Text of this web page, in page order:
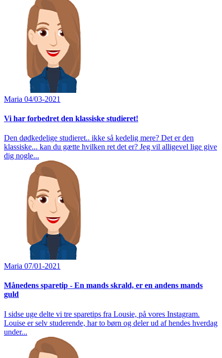
Maria 04/03-2021
Vi har forbedret den klassiske studieret!
Den dødkedelige studieret.. ikke så kedelig mere? Det er den
klassiske... kan du gætte hvilken ret det er? Jeg vil alligevel lige give
dig nogle...
Maria 07/01-2021
Månedens sparetip - En mands skrald, er en andens mands
guld
I sidse uge delte vi tre sparetips fra Lousie, på vores Instagram.
Louise er selv studerende, har to børn og deler ud af hendes hverdag
under...